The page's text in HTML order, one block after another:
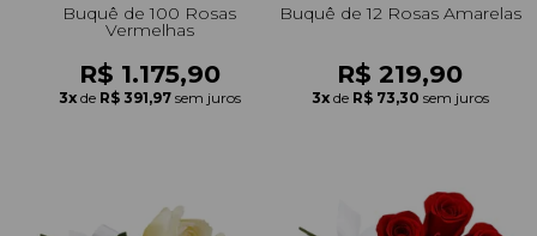
Buquê de 100 Rosas
Vermelhas
R$ 1.175,90
3x de R$ 391,97 sem juros
Buquê de 12 Rosas Amarelas
R$ 219,90
3x de R$ 73,30 sem juros